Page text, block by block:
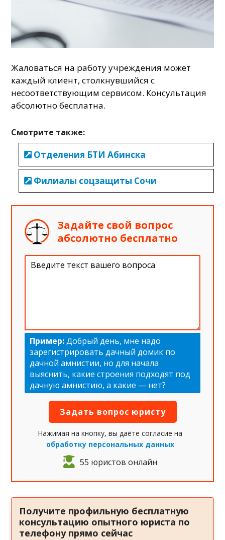
Жаловаться на работу учреждения может
каждый клиент, столкнувшийся с
несоответствующим сервисом. Консультация
абсолютно бесплатна.
Смотрите также:
Отделения БТИ Абинска
Филиалы соцзащиты Сочи
Задайте свой вопрос
абсолютно бесплатно
Пример:Добрый день, мне надо
зарегистрировать дачный домик по
дачной амнистии, но для начала
выяснить, какие строения подходят под
дачную амнистию, а какие — нет?
Нажимая на кнопку, вы даёте согласие на
обработку персональных данных
55 юристов онлайн
Получите профильную бесплатную
консультацию опытного юриста по
телефону прямо сейчас